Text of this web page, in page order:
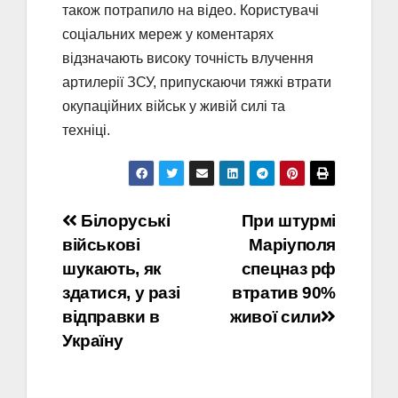
також потрапило на відео. Користувачі
соціальних мереж у коментарях
відзначають високу точність влучення
артилерії ЗСУ, припускаючи тяжкі втрати
окупаційних військ у живій силі та
техніці.
Навігація
записів
При штурмі
Маріуполя
спецназ рф
втратив 90%
живої сили
Білоруські
військові
шукають, як
здатися, у разі
відправки в
Україну